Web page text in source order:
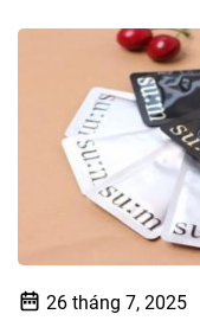
26 tháng 7, 2025